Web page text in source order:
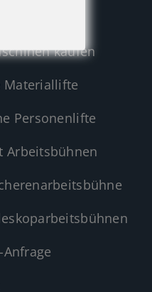
kaufen
Materiallifte
Personenlifte
Arbeitsbühnen